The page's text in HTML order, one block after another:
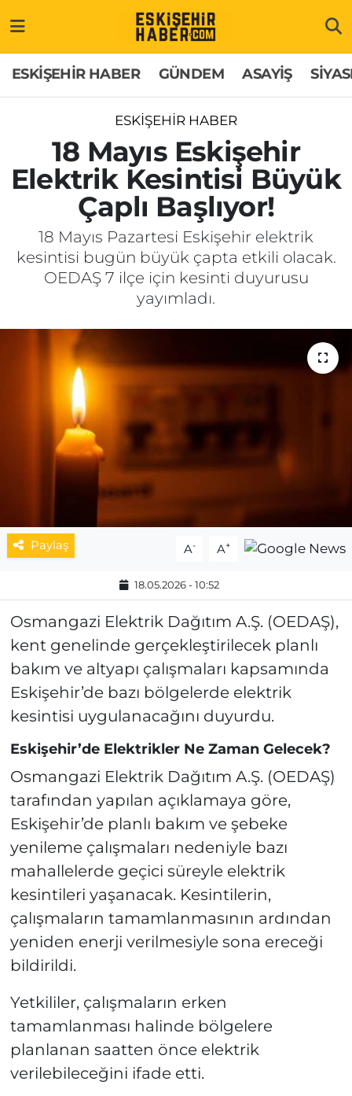
ESKİŞEHİR HABER GÜNDEM ASAYİŞ
ESKİŞEHİR HABER
18 Mayıs Eskişehir
Elektrik Kesintisi Büyük
Çaplı Başlıyor!
18 Mayıs Pazartesi Eskişehir elektrik
kesintisi bugün büyük çapta etkili olacak.
OEDAŞ 7 ilçe için kesinti duyurusu
yayımladı.
Paylaş A- A+
18.05.2026 - 10:52
Osmangazi Elektrik Dağıtım A.Ş. (OEDAŞ),
kent genelinde gerçekleştirilecek planlı
bakım ve altyapı çalışmaları kapsamında
Eskişehir’de bazı bölgelerde elektrik
kesintisi uygulanacağını duyurdu.
Eskişehir’de Elektrikler Ne Zaman Gelecek?
Osmangazi Elektrik Dağıtım A.Ş. (OEDAŞ)
tarafından yapılan açıklamaya göre,
Eskişehir’de planlı bakım ve şebeke
yenileme çalışmaları nedeniyle bazı
mahallelerde geçici süreyle elektrik
kesintileri yaşanacak. Kesintilerin,
çalışmaların tamamlanmasının ardından
yeniden enerji verilmesiyle sona ereceği
bildirildi.
Yetkililer, çalışmaların erken
tamamlanması halinde bölgelere
planlanan saatten önce elektrik
verilebileceğini ifade etti.
GÜNDEM
ASAYİŞ
SİYASET
EKONOMİ
SAĞLIK
SPOR
MAGAZİN
ESKİŞEHİRSPOR
Hakkımızda
İletişim
Künye
Odunpazarı Trafik Yoğunluk Haritası
Süper Lig Puan Durumu ve Fikstür
Tüm Manşetler
Son Dakika Haberleri
Haber Arşivi